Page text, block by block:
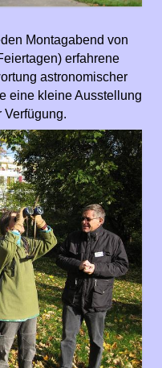
Montagabend von
erfahrene
astronomischer
eine kleine Ausstellung
Verfügung.